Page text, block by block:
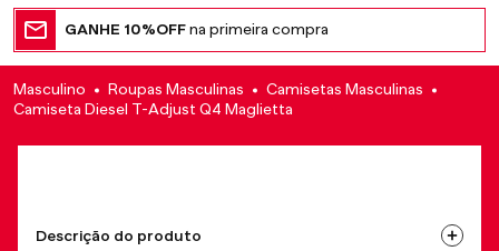
GANHE 10%OFFna primeira compra
Masculino Roupas Masculinas
Camisetas Masculinas
Camiseta Diesel T-Adjust Q4 Maglietta
Descrição do produto